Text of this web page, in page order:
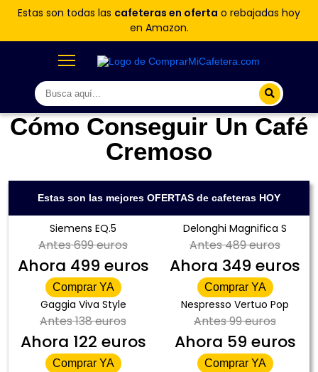
Estas son todas las cafeteras en oferta o rebajadas hoy
en Amazon.
Cómo Conseguir Un Café
Cremoso
Estas son las mejores OFERTAS de cafeteras HOY
Siemens EQ.5
Antes699 euros
Ahora 499 euros
Comprar YA
Delonghi Magnifica S
Antes489 euros
Ahora 349 euros
Comprar YA
Gaggia Viva Style
Antes138 euros
Ahora 122 euros
Comprar YA
Nespresso Vertuo Pop
Antes99 euros
Ahora 59 euros
Comprar YA